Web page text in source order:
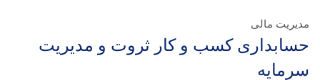
مدیریت مالی
حسابداری کسب و کار ثروت و مدیریت
سرمایه